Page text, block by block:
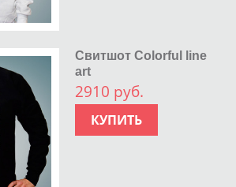
Свитшот Colorful line
art
2910 руб.
КУПИТЬ